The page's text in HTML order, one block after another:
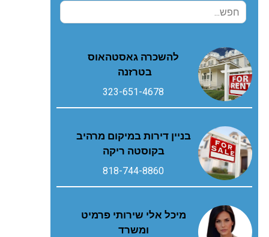
להשכרה גאסטהאוס
בטרזנה
323-651-4678
בניין דירות במיקום מרהיב
בקוסטה ריקה
818-744-8860
מיכל אלי שירותי פרמיט
ומשרד